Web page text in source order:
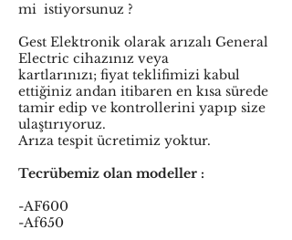
mi istiyorsunuz ?
Gest Elektronik olarak arızalı General
Electric cihazınız veya
kartlarınızı; fiyat teklifimizi kabul
ettiğiniz andan itibaren en kısa sürede
tamir edip ve kontrollerini yapıp size
ulaştırıyoruz.
Arıza tespit ücretimiz yoktur.
Tecrübemiz olan modeller :
-AF600
-Af650